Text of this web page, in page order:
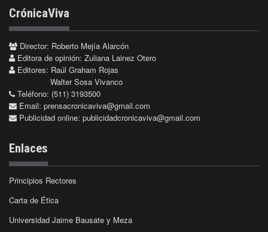
CrónicaViva
Director: Roberto Mejía Alarcón
Editora de opinión: Zuliana Lainez Otero
Editores: Raúl Graham Rojas
Walter Sosa Vivanco
Teléfono: (511) 3193500
Email: prensacronicaviva@gmail.com
Publicidad online: publicidadcronicaviva@gmail.com
Enlaces
Principios Rectores
Carta de Ética
Universidad Jaime Bausate y Meza